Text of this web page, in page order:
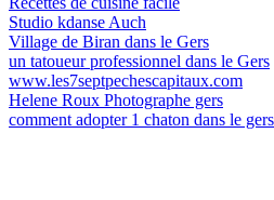
Studio kdanse Auch
Village de Biran dans le Gers
un tatoueur professionnel dans le Gers
www.les7septpechescapitaux.com
Helene Roux Photographe gers
comment adopter 1 chaton dans le